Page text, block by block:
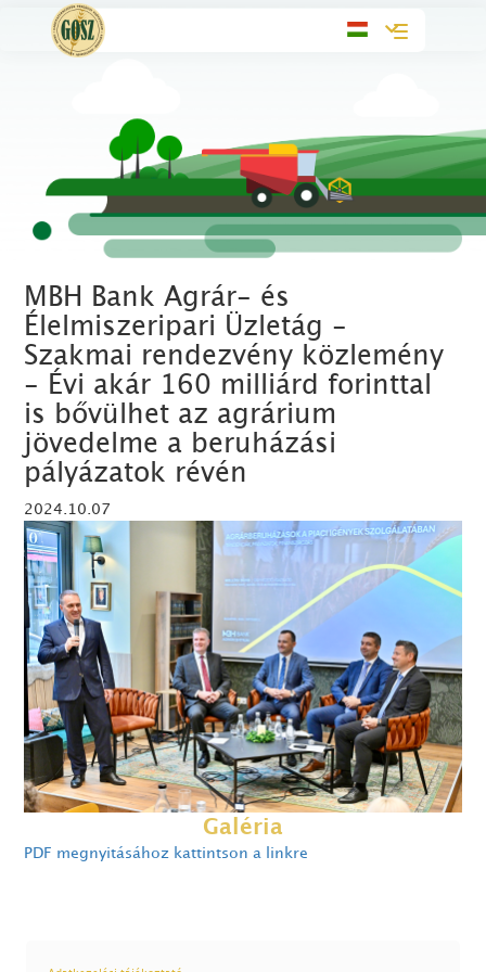
Toggle
MBH Bank Agrár- és
Élelmiszeripari Üzletág -
Szakmai rendezvény közlemény
- Évi akár 160 milliárd forinttal
is bővülhet az agrárium
jövedelme a beruházási
pályázatok révén
2024.10.07
Galéria
PDF megnyitásához kattintson a linkre